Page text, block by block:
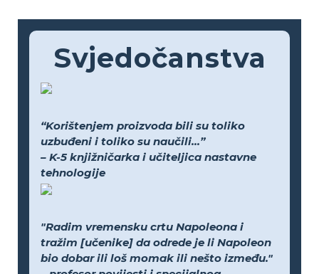
Svjedočanstva
“Korištenjem proizvoda bili su toliko
uzbuđeni i toliko su naučili...”
– K-5 knjižničarka i učiteljica nastavne
tehnologije
"Radim vremensku crtu Napoleona i
tražim [učenike] da odrede je li Napoleon
bio dobar ili loš momak ili nešto između."